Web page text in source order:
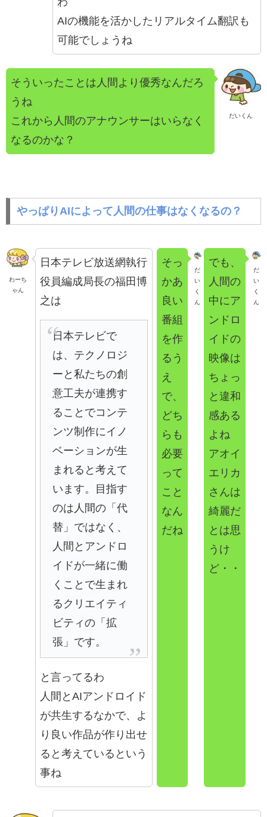
AIの機能を活かしたリアルタイム翻訳も
可能でしょうね
だいくん
そういったことは人間より優秀なんだろ
うね
これから人間のアナウンサーはいらなく
なるのかな？
やっぱりAIによって人間の仕事はなくなるの？
わーち
ゃん
日本テレビ放送網執行
役員編成局長の福田博
之は
日本テレビで
は、テクノロジ
ーと私たちの創
意工夫が連携す
ることでコンテ
ンツ制作にイノ
ベーションが生
まれると考えて
います。目指す
のは人間の「代
替」ではなく、
人間とアンドロ
イドが一緒に働
くことで生まれ
るクリエイティ
ビティの「拡
張」です。
と言ってるわ
人間とAIアンドロイド
が共生するなかで、よ
り良い作品が作り出せ
ると考えているという
事ね
だ
い
く
ん
そっ
かあ
良い
番組
を作
るう
え
で、
どち
らも
必要
って
こと
なん
だね
だ
い
く
ん
でも、
人間の
中にア
ンドロ
イドの
映像は
ちょっ
と違和
感ある
よね
アオイ
エリカ
さんは
綺麗だ
とは思
うけ
ど・・